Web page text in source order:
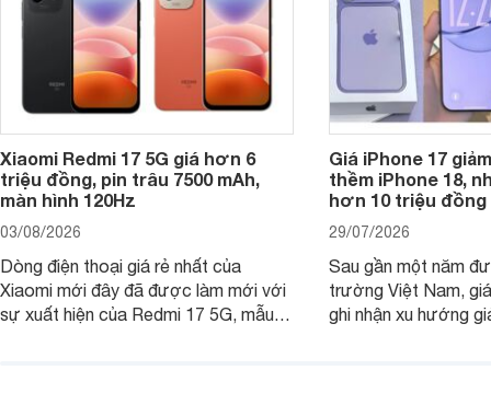
Xiaomi Redmi 17 5G giá hơn 6
triệu đồng, pin trâu 7500 mAh,
màn hình 120Hz
03/08/2026
Dòng điện thoại giá rẻ nhất của
Xiaomi mới đây đã được làm mới với
sự xuất hiện của Redmi 17 5G, mẫu
Giá iPhone 17
thềm iPhone 18,
hơn 10 triệu đồng
29/07/2026
Sau gần một năm
trường Việt Nam,
ghi nhận xu hướng